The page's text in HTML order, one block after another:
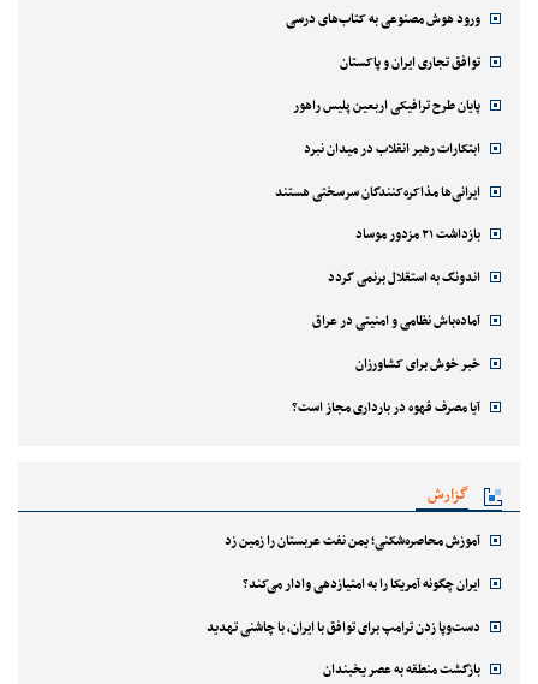
ورود هوش مصنوعی به کتاب‌های درسی
توافق تجاری ایران و پاکستان
پایان طرح ترافیکی اربعین پلیس راهور
ابتکارات رهبر انقلاب در میدان نبرد
ایرانی‌ها مذاکره‌کنندگان سرسختی هستند
بازداشت ۲۱ مزدور موساد
اندونگ به استقلال برنمی گردد
آماده‌باش نظامی و امنیتی در عراق
خبر خوش برای کشاورزان
آیا مصرف قهوه در بارداری مجاز است؟
گزارش
آموزش محاصره‌شکنی؛ یمن نفت عربستان را زمین زد
ایران چگونه آمریکا را به امتیازدهی وادار می‌کند؟
دست‌وپا زدن ترامپ برای توافق با ایران، با چاشنی تهدید
بازگشت منطقه به عصر یخبندان